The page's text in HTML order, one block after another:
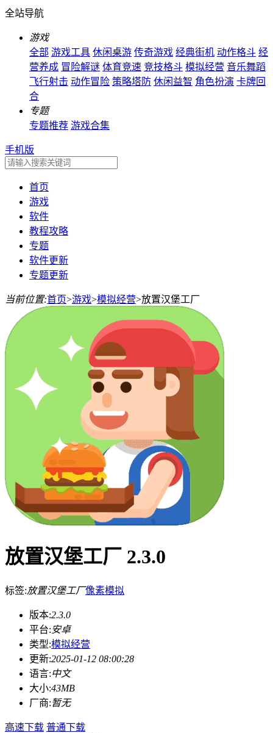
全站导航
游戏
全部 游戏工具 休闲桌游 传奇游戏 经典街机 动作格斗 经
营养成 冒险解谜 体育竞速 竞技格斗 模拟经营 音乐舞蹈
飞行射击 动作冒险 策略塔防 休闲益智 角色扮演 卡牌回
合
专题
专题推荐 游戏合集
手机版
首页
游戏
软件
教程攻略
专题
软件更新
专题更新
当前位置:首页>游戏>模拟经营>放置汉堡工厂
放置汉堡工厂 2.3.0
标签:放置汉堡工厂像素模拟
版本:2.3.0
平台:安卓
类型:模拟经营
更新:2025-01-12 08:00:28
语言:中文
大小:43MB
厂商:暂无
高速下载 普通下载